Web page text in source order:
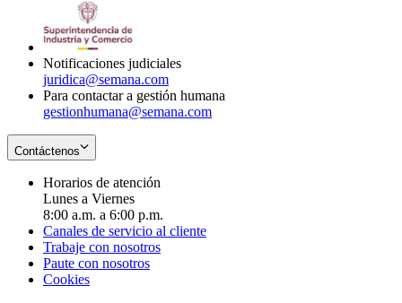
Notificaciones judiciales
juridica@semana.com
Para contactar a gestión humana
gestionhumana@semana.com
Contáctenos
Horarios de atención
Lunes a Viernes
8:00 a.m. a 6:00 p.m.
Canales de servicio al cliente
Trabaje con nosotros
Paute con nosotros
Cookies